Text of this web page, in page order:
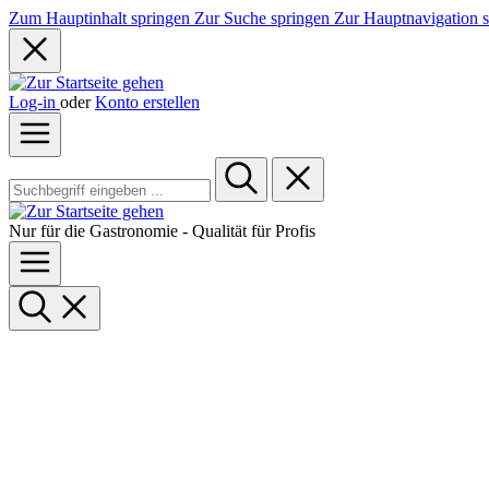
Zum Hauptinhalt springen Zur Suche springen Zur Hauptnavigation
Log-in oder Konto erstellen
Nur für die Gastronomie - Qualität für Profis